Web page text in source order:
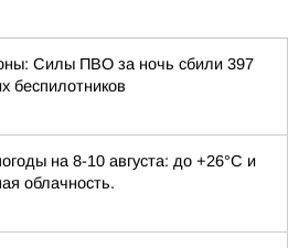
Силы ПВО за ночь сбили 397
беспилотников
на 8-10 августа: до +26°C и
облачность.